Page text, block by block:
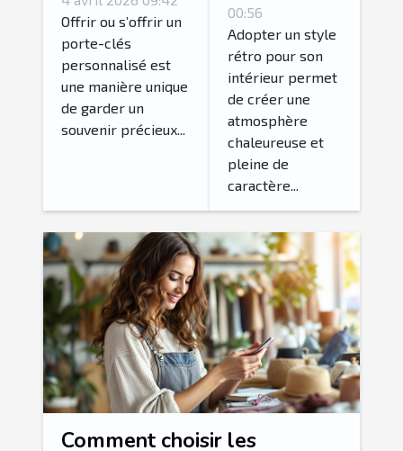
pour votre
porte-clés
personnalisé?
Offrir ou s’offrir un
porte-clés
personnalisé est
une manière unique
de garder un
souvenir précieux...
accessoires
vintage
pour un
intérieur
rétro
authentique
?
00:56
Adopter un style
rétro pour son
intérieur permet
de créer une
atmosphère
chaleureuse et
pleine de
caractère...
Comment choisir les